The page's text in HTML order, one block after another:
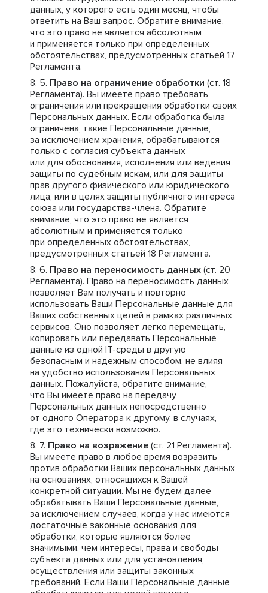
данных, у которого есть один месяц, чтобы
ответить на Ваш запрос. Обратите внимание,
что это право не является абсолютным
и применяется только при определенных
обстоятельствах, предусмотренных статьей 17
Регламента.
Право на ограничение обработки (ст. 18
Регламента). Вы имеете право требовать
ограничения или прекращения обработки своих
Персональных данных. Если обработка была
ограничена, такие Персональные данные,
за исключением хранения, обрабатываются
только с согласия субъекта данных
или для обоснования, исполнения или ведения
защиты по судебным искам, или для защиты
прав другого физического или юридического
лица, или в целях защиты публичного интереса
союза или государства-члена. Обратите
внимание, что это право не является
абсолютным и применяется только
при определенных обстоятельствах,
предусмотренных статьей 18 Регламента.
Право на переносимость данных (ст. 20
Регламента). Право на переносимость данных
позволяет Вам получать и повторно
использовать Ваши Персональные данные для
Ваших собственных целей в рамках различных
сервисов. Оно позволяет легко перемещать,
копировать или передавать Персональные
данные из одной IT-среды в другую
безопасным и надежным способом, не влияя
на удобство использования Персональных
данных. Пожалуйста, обратите внимание,
что Вы имеете право на передачу
Персональных данных непосредственно
от одного Оператора к другому, в случаях,
где это технически возможно.
Право на возражение (ст. 21 Регламента).
Вы имеете право в любое время возразить
против обработки Ваших персональных данных
на основаниях, относящихся к Вашей
конкретной ситуации. Мы не будем далее
обрабатывать Ваши Персональные данные,
за исключением случаев, когда у нас имеются
достаточные законные основания для
обработки, которые являются более
значимыми, чем интересы, права и свободы
субъекта данных или для установления,
осуществления или защиты законных
требований. Если Ваши Персональные данные